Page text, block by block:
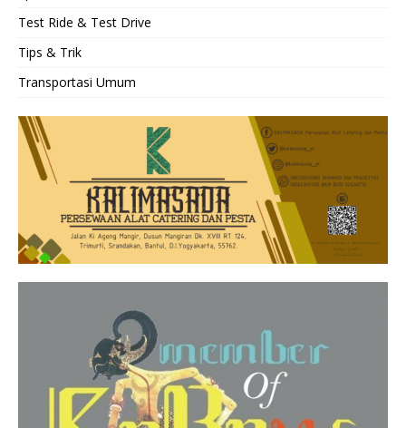
Test Ride & Test Drive
Tips & Trik
Transportasi Umum